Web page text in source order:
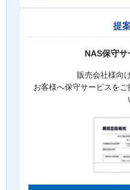
提
NAS保守
販売会社様向
お客様へ保守サービスを